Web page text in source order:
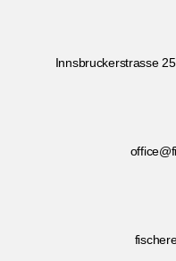
Innsbruckerstrasse